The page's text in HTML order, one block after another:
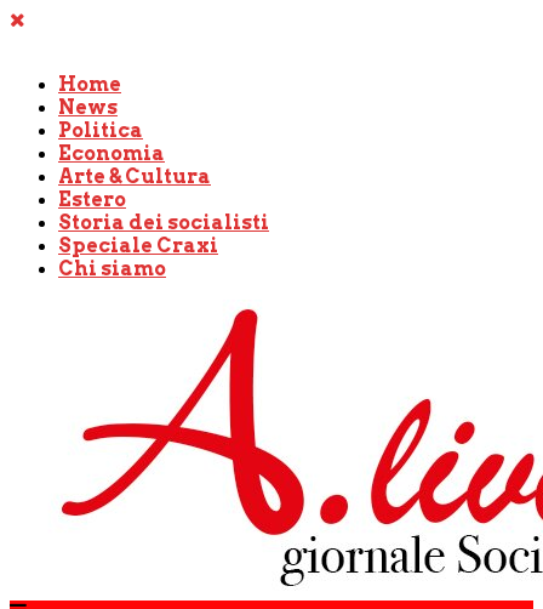
Home
News
Politica
Economia
Arte & Cultura
Estero
Storia dei socialisti
Speciale Craxi
Chi siamo